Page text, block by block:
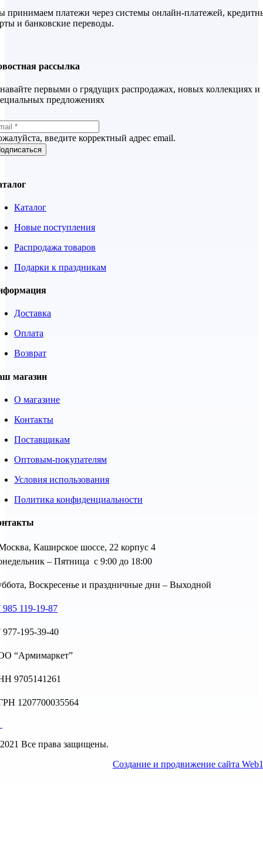
принимаем платежи через системы онлайн-платежей,
и банковские переводы.
рассылка
первыми о грядущих распродажах, новых коллекциях и
предложениях
введите корректный адрес email.
Каталог
Новые поступления
Распродажа товаров
Подарки к праздникам
Доставка
Оплата
Возврат
магазин
О магазине
Контакты
Поставщикам
Оптовым-покупателям
Условия использования
Политика конфиденциальности
Каширское шоссе, 22 корпус 4
– Пятница с 9:00 до 18:00
Воскресенье и праздничные дни – Выходной
985 119-19-87
977-195-39-40
“Армимаркет”
9705141261
1207700035564
Все права защищены.
Создание и продвижение сайта